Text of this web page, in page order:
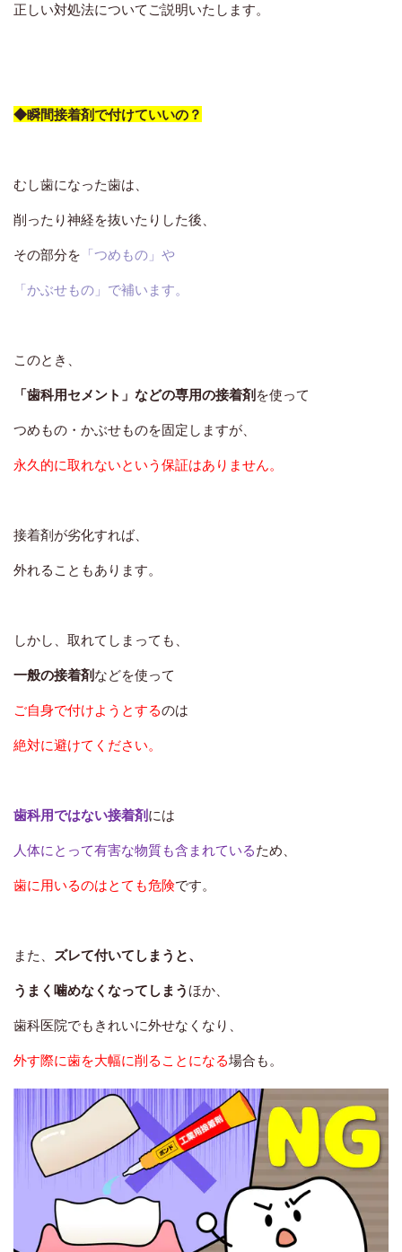
むし歯を放置 すると、
いずれ神経が壊死してしまいます。
表面の歯ぐきに「ぷっくりとした腫れ」が生じます。
このような場合には歯ぐきの切開をして、
根っこの治療 や、
溜まった膿を取り出す治療
放っておくと、膿の袋を大きくしながら
早めの治療が肝心です。
歯ぐきはさまざまなサインを出して、
その「異常」を教えてくれています。
サインに気付いたら、
特に歯周病は、 歯みがきの徹底
歯石の除去
をすることで改善が見込めます。
健康的なピンク色の歯ぐきを目指しましょう！
正しい対処法についてご説明いたします。
◆瞬間接着剤で付けていいの？
むし歯になった歯は、
削ったり神経を抜いたりした後、
その部分を 「つめもの」や
「かぶせもの」で補います。
このとき、
「歯科用セメント」などの専用の接着剤 を使って
つめもの・かぶせものを固定しますが、
永久的に取れないという保証はありません。
接着剤が劣化すれば、
外れることもあります。
しかし、取れてしまっても、
一般の接着剤 などを使って
ご自身で付けようとするのは
絶対に避けてください。
歯科用ではない接着剤 には
人体にとって有害な物質も含まれているため、
歯に用いるのはとても危険です。
また、 ズレて付いてしまうと、
うまく噛めなくなってしまうほか、
歯科医院でもきれいに外せなくなり、
外す際に歯を大幅に削ることになる場合も。